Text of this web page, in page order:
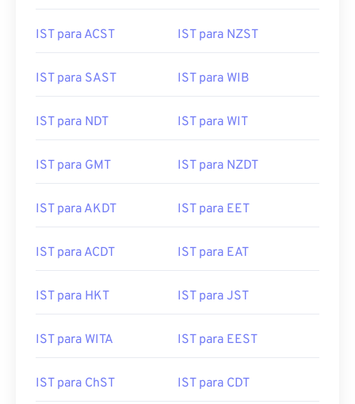
IST para ACST IST para NZST
IST para SAST IST para WIB
IST para NDT IST para WIT
IST para GMT IST para NZDT
IST para AKDT IST para EET
IST para ACDT IST para EAT
IST para HKT IST para JST
IST para WITA IST para EEST
IST para ChST IST para CDT